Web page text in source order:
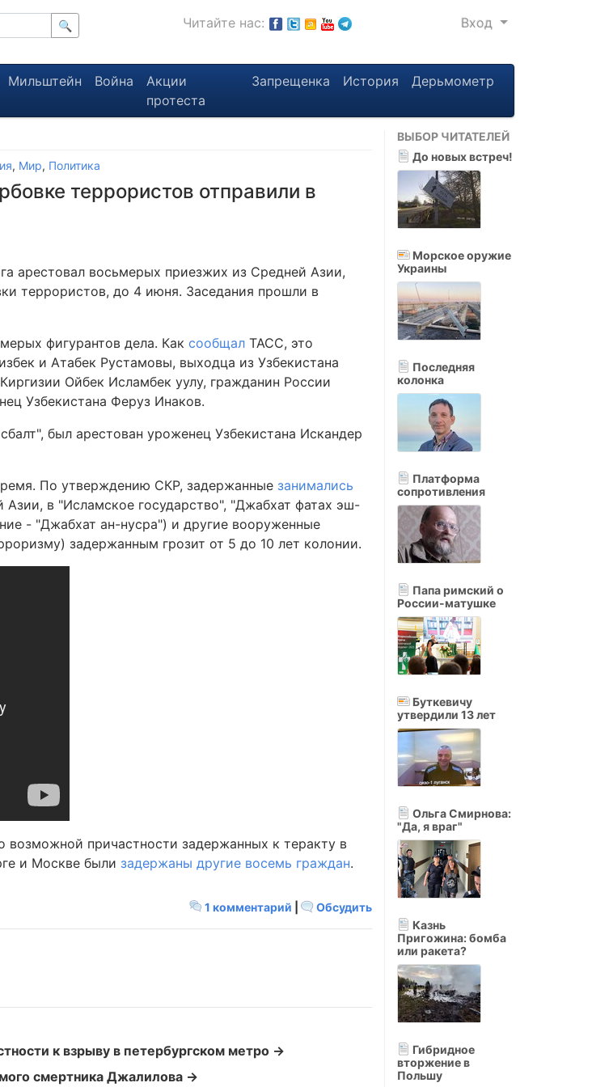
🔍 Читайте нас: Вход
Мильштейн Война
Акции
протеста
Запрещенка История Дерьмометр
, Мир, Политика
террористов отправили в
арестовал восьмерых приезжих из Средней Азии,
террористов, до 4 июня. Заседания прошли в
фигурантов дела. Как сообщал ТАСС, это
и Атабек Рустамовы, выходца из Узбекистана
Ойбек Исламбек уулу, гражданин России
Узбекистана Феруз Инаков.
был арестован уроженец Узбекистана Искандер
По утверждению СКР, задержанные занимались
в "Исламское государство", "Джабхат фатах эш-
- "Джабхат ан-нусра") и другие вооруженные
задержанным грозит от 5 до 10 лет колонии.
причастности задержанных к теракту в
и Москве были задержаны другие восемь граждан.
1 комментарий Обсудить
к взрыву в петербургском метро →
смертника Джалилова →
ВЫБОР ЧИТАТЕЛЕЙ
До новых встреч!
Морское оружие
Украины
Последняя
колонка
Платформа
сопротивления
Папа римский о
России-матушке
Буткевичу
утвердили 13 лет
Ольга Смирнова:
"Да, я враг"
Казнь
Пригожина: бомба
или ракета?
Гибридное
вторжение в
Польшу